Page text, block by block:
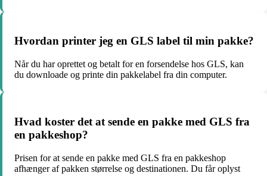
Hvordan printer jeg en GLS label til min pakke?
Når du har oprettet og betalt for en forsendelse hos GLS, kan
du downloade og printe din pakkelabel fra din computer.
Hvad koster det at sende en pakke med GLS fra
en pakkeshop?
Prisen for at sende en pakke med GLS fra en pakkeshop
afhænger af pakken størrelse og destinationen. Du får oplyst